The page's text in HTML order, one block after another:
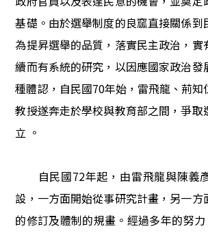
基礎。由於選舉制度的良窳直接關係到
為提昇選舉的品質，落實民主政治，實
續而有系統的研究，以因應國家政治發
種體認，自民國70年始，雷飛龍、荊
教授遂奔走於學校與教育部之間，爭取
立 。
自民國72年起，由雷飛龍與陳義
設，一方面開始從事研究計畫，另一方
的修訂及體制的規畫。經過多年的努